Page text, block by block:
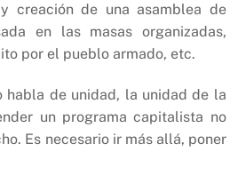
creación de una asamblea de
en las masas organizadas,
por el pueblo armado, etc.
habla de unidad, la unidad de la
un programa capitalista no
Es necesario ir más allá, poner